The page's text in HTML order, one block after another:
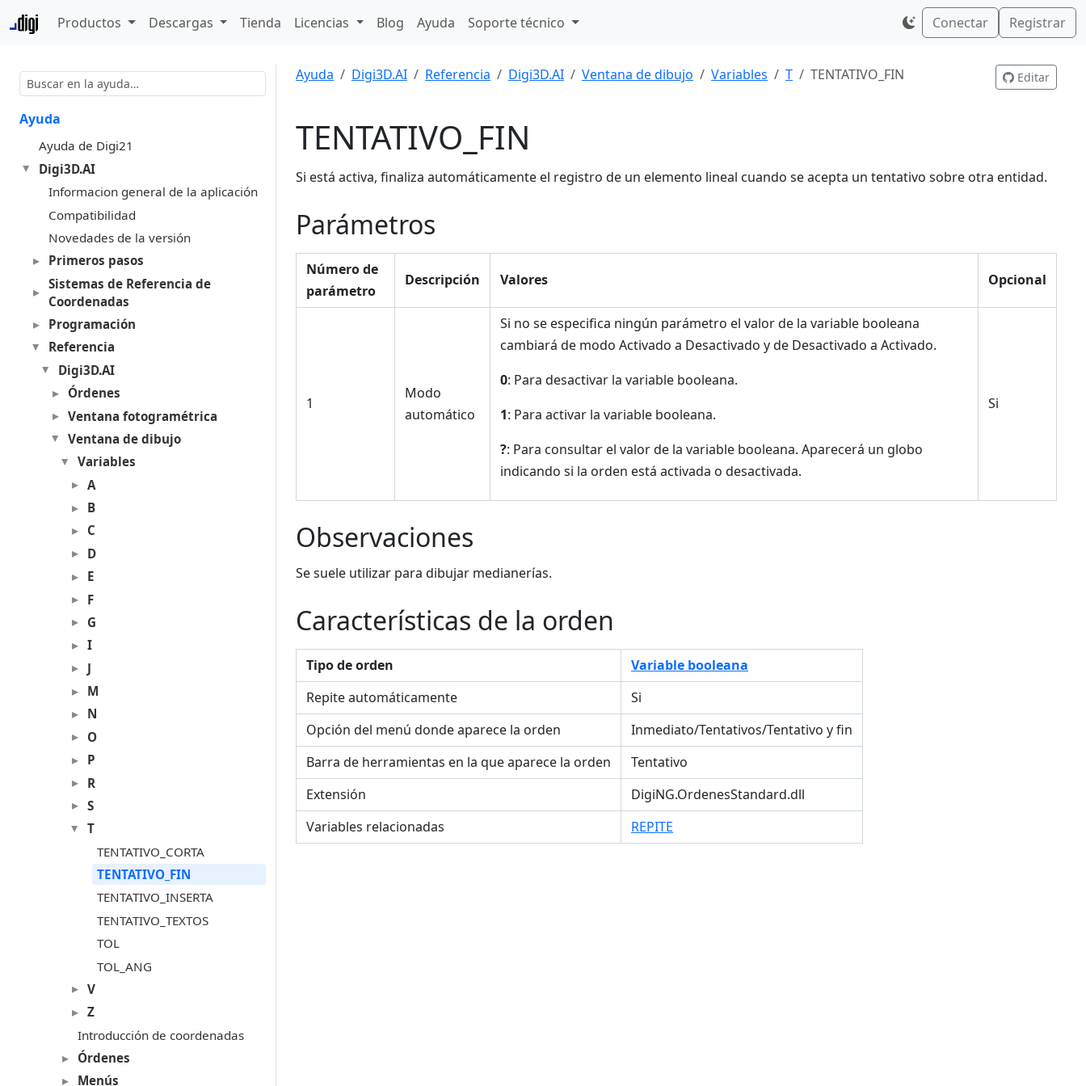
Productos Descargas Tienda Licencias Blog Ayuda Soporte técnico Conectar Registrar
Ayuda
Ayuda de Digi21
Digi3D.AI
Informacion general de la aplicación
Compatibilidad
Novedades de la versión
Primeros pasos
Sistemas de Referencia de
Coordenadas
Programación
Referencia
Digi3D.AI
Órdenes
Ventana fotogramétrica
Ventana de dibujo
Variables
A
B
C
D
E
F
G
I
J
M
N
O
P
R
S
T
TENTATIVO_CORTA
TENTATIVO_FIN
TENTATIVO_INSERTA
TENTATIVO_TEXTOS
TOL
TOL_ANG
V
Z
Introducción de coordenadas
Órdenes
Menús
Ayuda Digi3D.AI Referencia Digi3D.AI Ventana de dibujo Variables T TENTATIVO_FIN Editar
TENTATIVO_FIN
Si está activa, finaliza automáticamente el registro de un elemento lineal cuando se acepta un tentativo sobre otra entidad.
Parámetros
Número de
parámetro
Descripción Valores Opcional
1
Modo
automático
Si no se especifica ningún parámetro el valor de la variable booleana
cambiará de modo Activado a Desactivado y de Desactivado a Activado.
0: Para desactivar la variable booleana.
1: Para activar la variable booleana.
?: Para consultar el valor de la variable booleana. Aparecerá un globo
indicando si la orden está activada o desactivada.
Si
Observaciones
Se suele utilizar para dibujar medianerías.
Características de la orden
Tipo de orden
Variable booleana
Repite automáticamente
Si
Opción del menú donde aparece la orden
Inmediato/Tentativos/Tentativo y fin
Barra de herramientas en la que aparece la orden
Tentativo
Extensión
DigiNG.OrdenesStandard.dll
Variables relacionadas
REPITE